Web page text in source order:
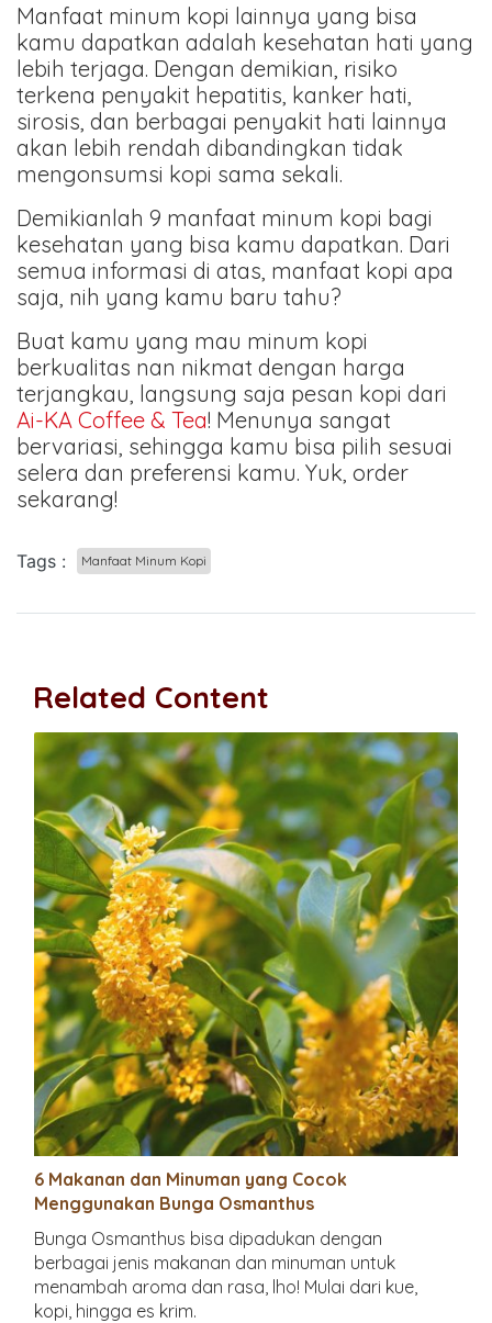
Manfaat minum kopi lainnya yang bisa
kamu dapatkan adalah kesehatan hati yang
lebih terjaga. Dengan demikian, risiko
terkena penyakit hepatitis, kanker hati,
sirosis, dan berbagai penyakit hati lainnya
akan lebih rendah dibandingkan tidak
mengonsumsi kopi sama sekali.
Demikianlah 9 manfaat minum kopi bagi
kesehatan yang bisa kamu dapatkan. Dari
semua informasi di atas, manfaat kopi apa
saja, nih yang kamu baru tahu?
Buat kamu yang mau minum kopi
berkualitas nan nikmat dengan harga
terjangkau, langsung saja pesan kopi dari
Ai-KA Coffee & Tea! Menunya sangat
bervariasi, sehingga kamu bisa pilih sesuai
selera dan preferensi kamu. Yuk, order
sekarang!
Tags : Manfaat Minum Kopi
Related Content
6 Makanan dan Minuman yang Cocok
Menggunakan Bunga Osmanthus
Bunga Osmanthus bisa dipadukan dengan
berbagai jenis makanan dan minuman untuk
menambah aroma dan rasa, lho! Mulai dari kue,
kopi, hingga es krim.